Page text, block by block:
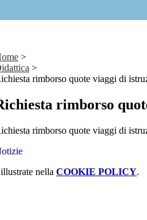
>
>
rimborso quote viaggi di
rimborso
rimborso quote viaggi di
nella COOKIE POLICY.